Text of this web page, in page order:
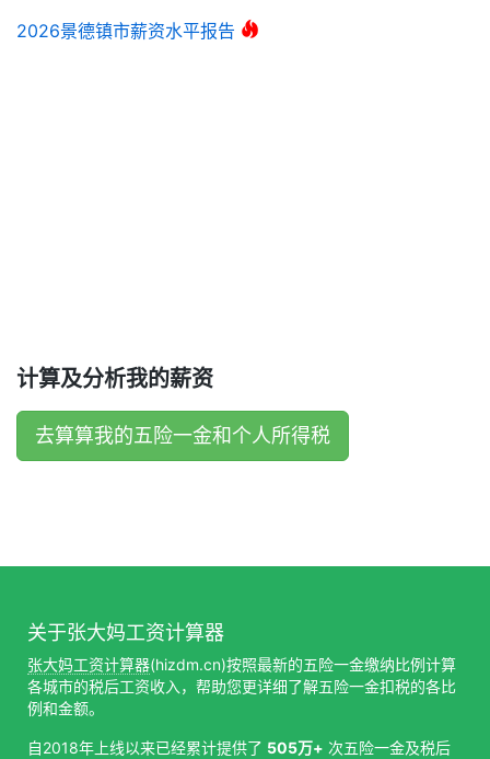
2026景德镇市薪资水平报告
计算及分析我的薪资
去算算我的五险一金和个人所得税
关于张大妈工资计算器
张大妈工资计算器(hizdm.cn)按照最新的五险一金缴纳比例计算
各城市的税后工资收入，帮助您更详细了解五险一金扣税的各比
例和金额。
自2018年上线以来已经累计提供了 505万+ 次五险一金及税后